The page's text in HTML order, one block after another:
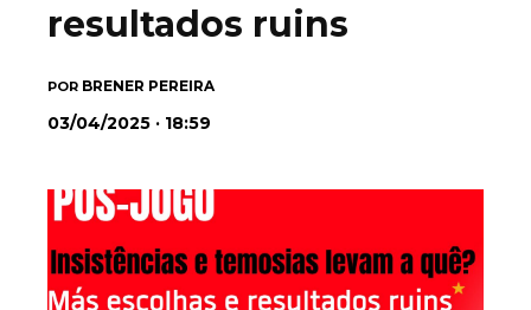
resultados ruins
POR BRENER PEREIRA
03/04/2025 · 18:59